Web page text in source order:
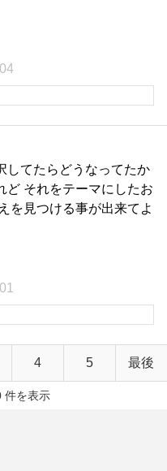
してたらどうなってたか
ど それをテーマにしたお
を見つける事が出来てよ
4 5 最後
件を表示